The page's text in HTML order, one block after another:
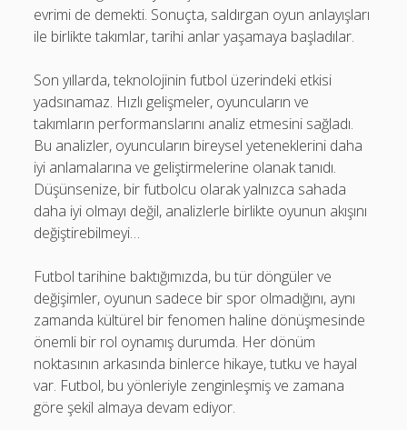
evrimi de demekti. Sonuçta, saldırgan oyun anlayışları
ile birlikte takımlar, tarihi anlar yaşamaya başladılar.
Son yıllarda, teknolojinin futbol üzerindeki etkisi
yadsınamaz. Hızlı gelişmeler, oyuncuların ve
takımların performanslarını analiz etmesini sağladı.
Bu analizler, oyuncuların bireysel yeteneklerini daha
iyi anlamalarına ve geliştirmelerine olanak tanıdı.
Düşünsenize, bir futbolcu olarak yalnızca sahada
daha iyi olmayı değil, analizlerle birlikte oyunun akışını
değiştirebilmeyi…
Futbol tarihine baktığımızda, bu tür döngüler ve
değişimler, oyunun sadece bir spor olmadığını, aynı
zamanda kültürel bir fenomen haline dönüşmesinde
önemli bir rol oynamış durumda. Her dönüm
noktasının arkasında binlerce hikaye, tutku ve hayal
var. Futbol, bu yönleriyle zenginleşmiş ve zamana
göre şekil almaya devam ediyor.